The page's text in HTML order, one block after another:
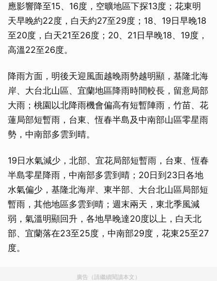
應影響降至15、16度，空曠地區下探13度；花東明
天早晚約22度，白天約27至29度；18、19日早晚18
至20度，白天21至26度；20、21日早晚18、19度，
高溫22至26度。
降雨方面，明後天迎風面越晚雨勢越明顯，基隆北海
岸、大台北山區、宜蘭地區降雨時間較長，留意局部
大雨；桃園以北降雨機會偏高有短暫陣雨，竹苗、花
蓮局部短暫雨，台東、恆春半島及中南部山區零星雨
勢，中南部多雲到晴。
19日水氣減少，北部、宜花局部短暫雨，台東、恆春
半島零星降雨，中南部多雲到晴；20日到23日各地
水氣偏少，基隆北海岸、東半部、大台北山區局部短
暫雨，其他地區多雲到晴；週末兩天，東北季風減
弱，氣溫明顯回升，各地早晚達20度以上，白天北
部、宜蘭落在23至25度，中南部29度，花東25至27
度。
廣告（請繼續閱讀本文）